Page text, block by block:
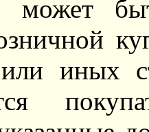
может
иных